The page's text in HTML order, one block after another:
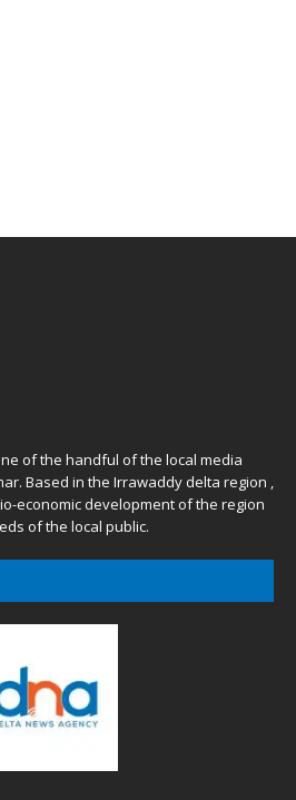
of the handful of the local media
Based in the Irrawaddy delta region ,
economic development of the region
of the local public.